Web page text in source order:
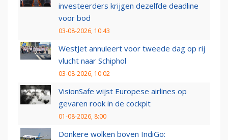
investeerders krijgen dezelfde deadline
voor bod
03-08-2026, 10:43
WestJet annuleert voor tweede dag op rij
vlucht naar Schiphol
03-08-2026, 10:02
VisionSafe wijst Europese airlines op
gevaren rook in de cockpit
01-08-2026, 8:00
Donkere wolken boven IndiGo: